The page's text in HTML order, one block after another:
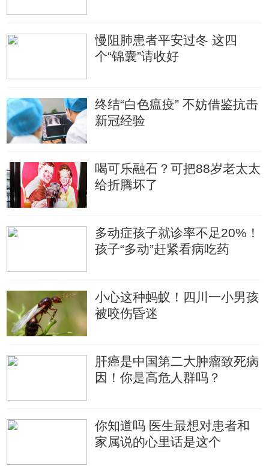
慢阻肺患者平安过冬 这四
个“锦囊”请收好
终结“白色瘟疫” 不妨借鉴抗击
新冠经验
喝可乐融石？可把88岁老太太
给折腾坏了
多动症孩子就诊率不足20%！
孩子“多动”赶紧看病吃药
小心这种蚂蚁！四川一小男孩
被咬伤昏迷
肝癌是中国第二大肿瘤致死病
因！你是高危人群吗？
你知道吗 医生最想对患者和
家属说的心里话是这个